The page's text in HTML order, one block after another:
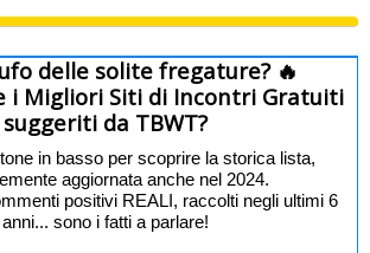
delle solite fregature? 🔥
i Migliori Siti di Incontri Gratuiti
suggeriti da TBWT?
in basso per scoprire la storica lista,
aggiornata anche nel 2024.
positivi REALI, raccolti negli ultimi 6
anni... sono i fatti a parlare!